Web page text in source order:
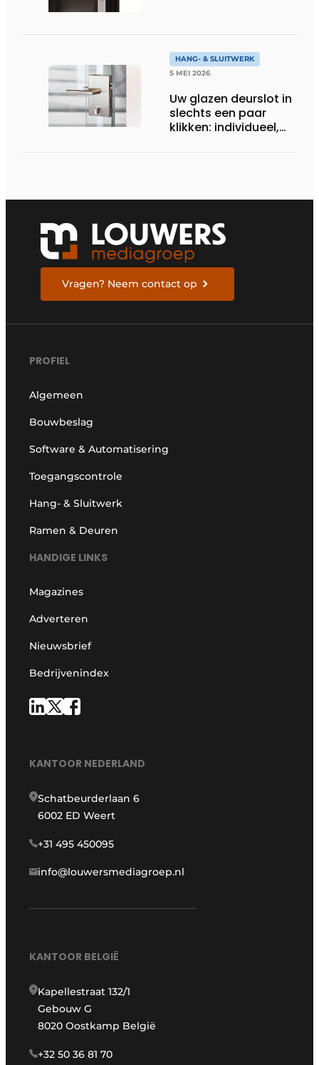
HANG- & SLUITWERK
5 MEI 2026
Uw glazen deurslot in
slechts een paar
klikken: individueel,
Vragen? Neem contact op
PROFIEL
Algemeen
Bouwbeslag
Software & Automatisering
Toegangscontrole
Hang- & Sluitwerk
Ramen & Deuren
HANDIGE LINKS
Magazines
Adverteren
Nieuwsbrief
Bedrijvenindex
KANTOOR NEDERLAND
Schatbeurderlaan 6
6002 ED Weert
+31 495 450095
info@louwersmediagroep.nl
KANTOOR BELGIË
Kapellestraat 132/1
Gebouw G
8020 Oostkamp België
+32 50 36 81 70